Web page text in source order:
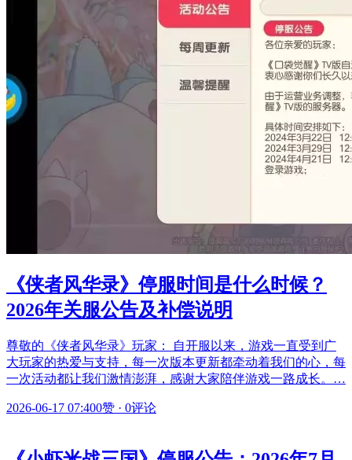
《侠者风华录》停服时间是什么时候？
2026年关服公告及补偿说明
尊敬的《侠者风华录》玩家： 自开服以来，游戏一直受到广
大玩家的热爱与支持，每一次版本更新都牵动着我们的心，每
一次活动都让我们激情澎湃，感谢大家陪伴游戏一路成长。…
2026-06-17 07:400赞 · 0评论